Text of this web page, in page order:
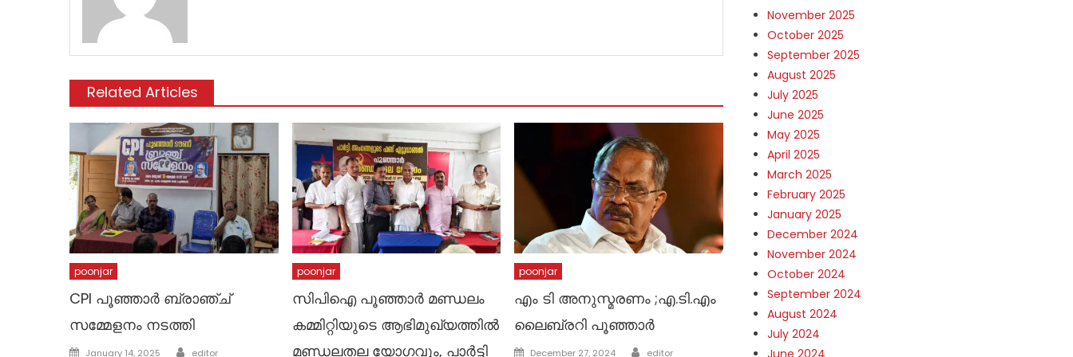
Related Articles
poonjar
CPI പൂഞ്ഞാർ ബ്രാഞ്ച്
സമ്മേളനം നടത്തി
Posted
January 14, 2025 Author
editor
poonjar
സിപിഐ പൂഞ്ഞാർ മണ്ഡലം
കമ്മിറ്റിയുടെ ആഭിമുഖ്യത്തിൽ
മണ്ഡലതല യോഗവും, പാർട്ടി
poonjar
എം ടി അനുസ്മരണം ;എ.ടി.എം
ലൈബ്രറി പൂഞ്ഞാർ
Posted
December 27, 2024 Author
editor
November 2025
October 2025
September 2025
August 2025
July 2025
June 2025
May 2025
April 2025
March 2025
February 2025
January 2025
December 2024
November 2024
October 2024
September 2024
August 2024
July 2024
June 2024